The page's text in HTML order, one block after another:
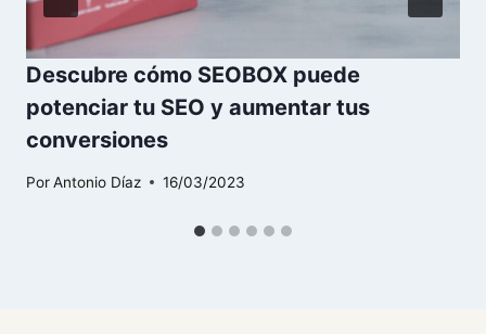
Descubre cómo SEOBOX puede
potenciar tu SEO y aumentar tus
conversiones
PorAntonio Díaz 16/03/2023